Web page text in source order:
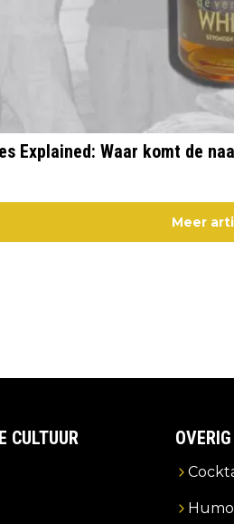
Explained: Waar komt de
Meer
CULTUUR OVERIG